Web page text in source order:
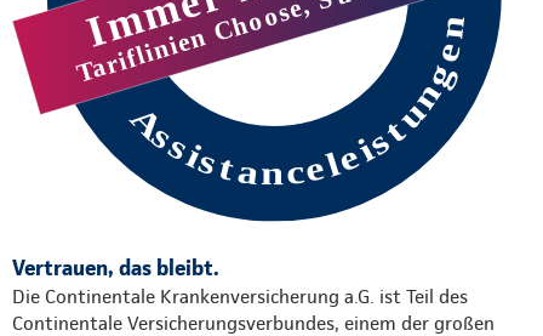
Vertrauen, das bleibt.
Die Continentale Krankenversicherung a.G. ist Teil des
Continentale Versicherungsverbundes, einem der großen